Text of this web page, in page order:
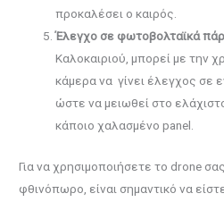
προκαλέσει ο καιρός.
Έλεγχο σε φωτοβολταϊκά
Καλοκαιριού, μπορεί με την
κάμερα να γίνει έλεγχος σε
ώστε να μειωθεί στο
κάποιο χαλασμένο panel.
Για να χρησιμοποιήσετε το drone
φθινόπωρο, είναι σημαντικό να